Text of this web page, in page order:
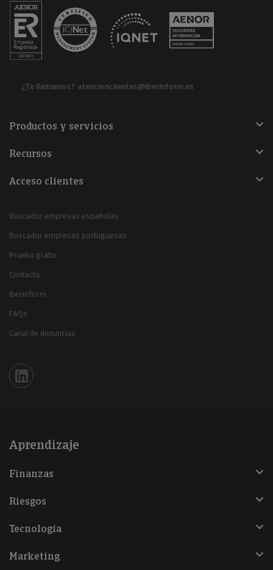
¿Te llamamos? atencionclientes@iberinform.es
Productos y servicios
Recursos
Acceso clientes
Buscador empresas españolas
Buscador empresas portuguesas
Prueba gratis
Contacto
Iberinform
FAQs
Canal de denuncias
Iberinform en Linkedin
Aprendizaje
Finanzas
Riesgos
Tecnología
Marketing